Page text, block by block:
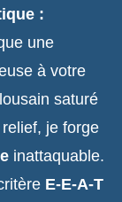
:
une
à votre
saturé
je forge
inattaquable.
E-E-A-T